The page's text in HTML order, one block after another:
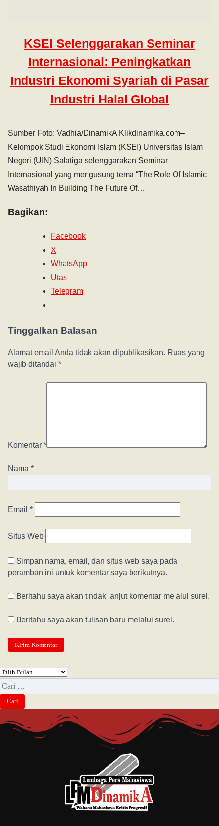
KSEI Selenggarakan Seminar
Internasional: Peningkatkan
Industri Ekonomi Syariah di Pasar
Industri Halal Global
Sumber Foto: Vadhia/DinamikA Klikdinamika.com–
Kelompok Studi Ekonomi Islam (KSEI) Universitas Islam
Negeri (UIN) Salatiga selenggarakan Seminar
Internasional yang mengusung tema “The Role Of Islamic
Wasathiyah In Building The Future Of…
Bagikan:
Facebook
X
WhatsApp
Utas
Telegram
Tinggalkan Balasan
Alamat email Anda tidak akan dipublikasikan. Ruas yang
wajib ditandai *
Komentar *
Nama *
Email *
Situs Web
Simpan nama, email, dan situs web saya pada
peramban ini untuk komentar saya berikutnya.
Beritahu saya akan tindak lanjut komentar melalui surel.
Beritahu saya akan tulisan baru melalui surel.